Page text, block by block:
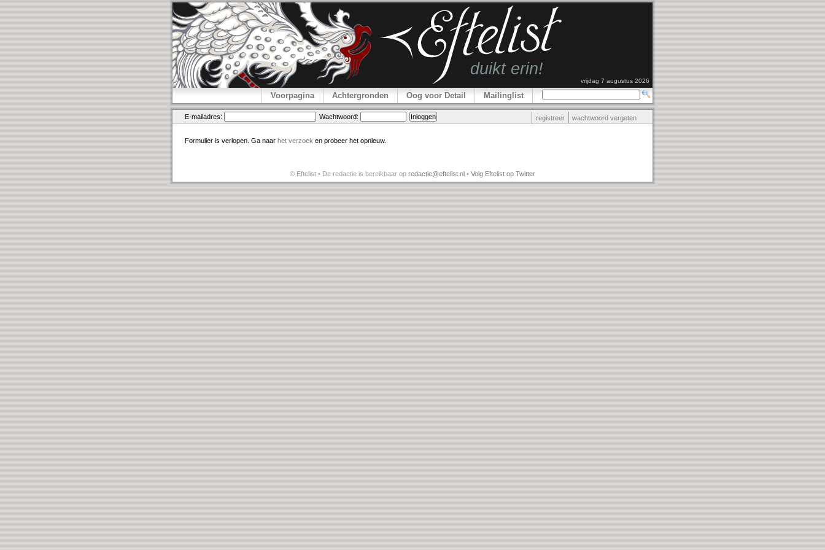
vrijdag 7 augustus 2026
Voorpagina Achtergronden Oog voor Detail Mailinglist
E-mailadres: Wachtwoord: registreer wachtwoord vergeten
Formulier is verlopen. Ga naar het verzoek en probeer het opnieuw.
© Eftelist • De redactie is bereikbaar op redactie@eftelist.nl • Volg Eftelist op Twitter